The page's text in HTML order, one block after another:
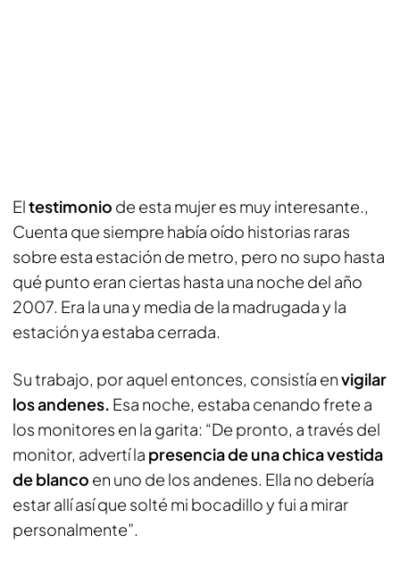
Eltestimonio de esta mujer es muy interesante.,
Cuenta que siempre había oído historias raras
sobre esta estación de metro, pero no supo hasta
qué punto eran ciertas hasta una noche del año
2007. Era la una y media de la madrugada y la
estación ya estaba cerrada.
Su trabajo, por aquel entonces, consistía envigilar
los andenes. Esa noche, estaba cenando frete a
los monitores en la garita: “De pronto, a través del
monitor, advertí la presencia de una chica vestida
de blanco en uno de los andenes. Ella no debería
estar allí así que solté mi bocadillo y fui a mirar
personalmente”.